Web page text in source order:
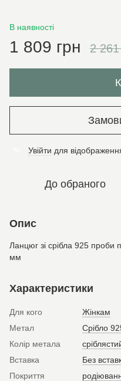
В наявності
1 809 грн 2 261
Увійти для
До обраного
Опис
Ланцюг зі срібла 925 проби
мм
Характеристики
Для кого
Жінкам
Метал
Срібло
Колір метала
Вставка
Без
Покриття